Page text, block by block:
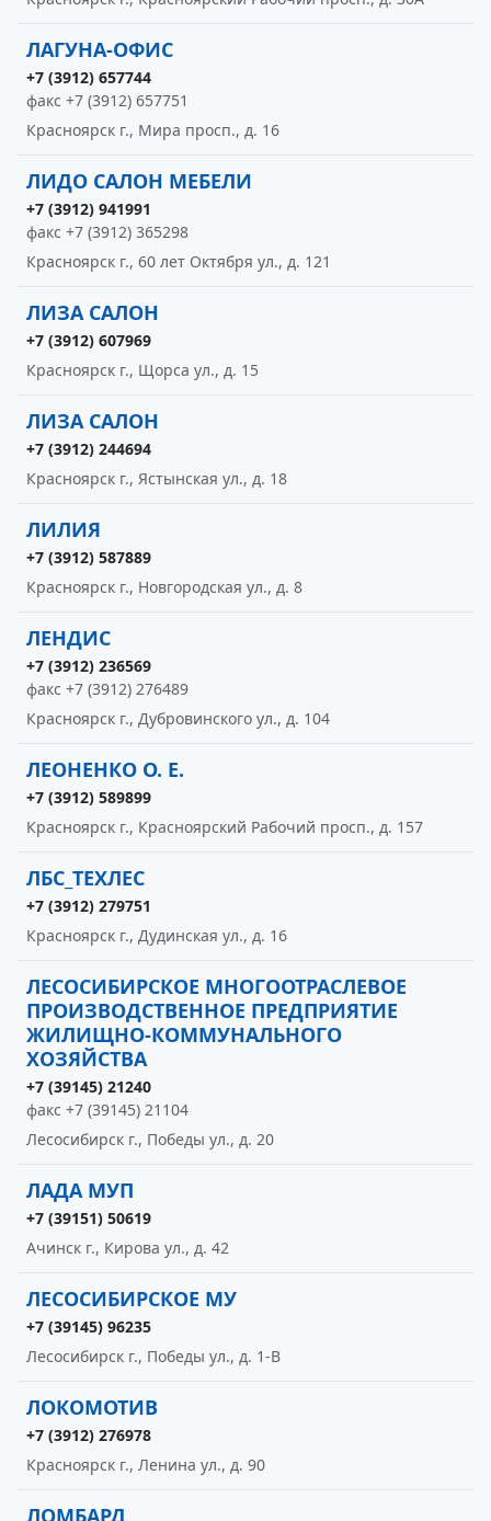
ЛАГУНА-ОФИС
+7 (3912) 657744
факс +7 (3912) 657751
Красноярск г., Мира просп., д. 16
ЛИДО САЛОН МЕБЕЛИ
+7 (3912) 941991
факс +7 (3912) 365298
Красноярск г., 60 лет Октября ул., д. 121
ЛИЗА САЛОН
+7 (3912) 607969
Красноярск г., Щорса ул., д. 15
ЛИЗА САЛОН
+7 (3912) 244694
Красноярск г., Ястынская ул., д. 18
ЛИЛИЯ
+7 (3912) 587889
Красноярск г., Новгородская ул., д. 8
ЛЕНДИС
+7 (3912) 236569
факс +7 (3912) 276489
Красноярск г., Дубровинского ул., д. 104
ЛЕОНЕНКО О. Е.
+7 (3912) 589899
Красноярск г., Красноярский Рабочий просп., д. 157
ЛБС_ТЕХЛЕС
+7 (3912) 279751
Красноярск г., Дудинская ул., д. 16
ЛЕСОСИБИРСКОЕ МНОГООТРАСЛЕВОЕ
ПРОИЗВОДСТВЕННОЕ ПРЕДПРИЯТИЕ
ЖИЛИЩНО-КОММУНАЛЬНОГО
ХОЗЯЙСТВА
+7 (39145) 21240
факс +7 (39145) 21104
Лесосибирск г., Победы ул., д. 20
ЛАДА МУП
+7 (39151) 50619
Ачинск г., Кирова ул., д. 42
ЛЕСОСИБИРСКОЕ МУ
+7 (39145) 96235
Лесосибирск г., Победы ул., д. 1-В
ЛОКОМОТИВ
+7 (3912) 276978
Красноярск г., Ленина ул., д. 90
ЛОМБАРД